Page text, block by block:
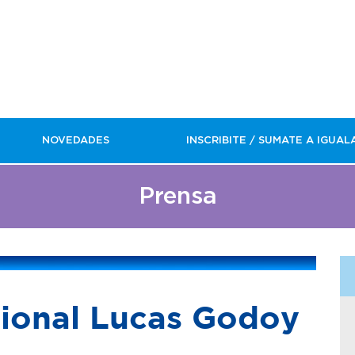
NOVEDADES INSCRIBITE / SUMATE A
Prensa
Lucas Godoy